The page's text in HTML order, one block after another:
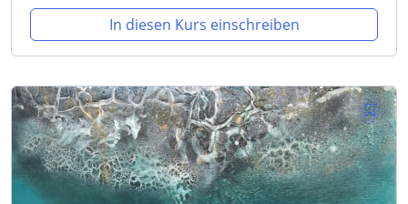
In diesen Kurs einschreiben